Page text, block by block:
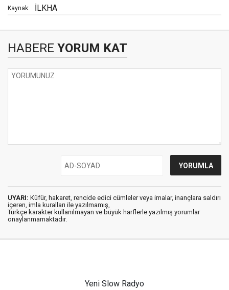
Kaynak: İLKHA
HABERE YORUM KAT
UYARI: Küfür, hakaret, rencide edici cümleler veya imalar, inançlara saldırı
içeren, imla kuralları ile yazılmamış,
Türkçe karakter kullanılmayan ve büyük harflerle yazılmış yorumlar
onaylanmamaktadır.
Yeni Slow Radyo